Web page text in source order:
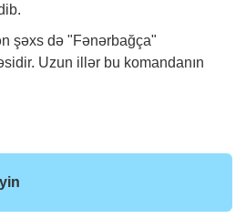
şəxs də "Fənərbağça"
Uzun illər bu komandanın